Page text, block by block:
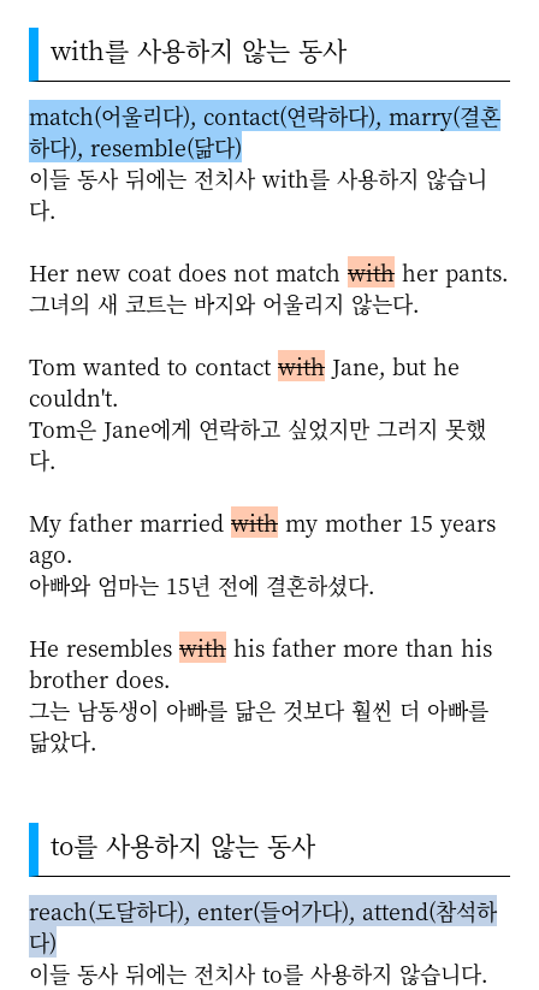
with를 사용하지 않는 동사
match(어울리다), contact(연락하다), marry(결혼
하다), resemble(닮다)
이들 동사 뒤에는 전치사 with를 사용하지 않습니
다.
Her new coat does not match with her pants.
그녀의 새 코트는 바지와 어울리지 않는다.
Tom wanted to contact with Jane, but he
couldn't.
Tom은 Jane에게 연락하고 싶었지만 그러지 못했
다.
My father married with my mother 15 years
ago.
아빠와 엄마는 15년 전에 결혼하셨다.
He resembles with his father more than his
brother does.
그는 남동생이 아빠를 닮은 것보다 훨씬 더 아빠를
닮았다.
to를 사용하지 않는 동사
reach(도달하다), enter(들어가다), attend(참석하
다)
이들 동사 뒤에는 전치사 to를 사용하지 않습니다.